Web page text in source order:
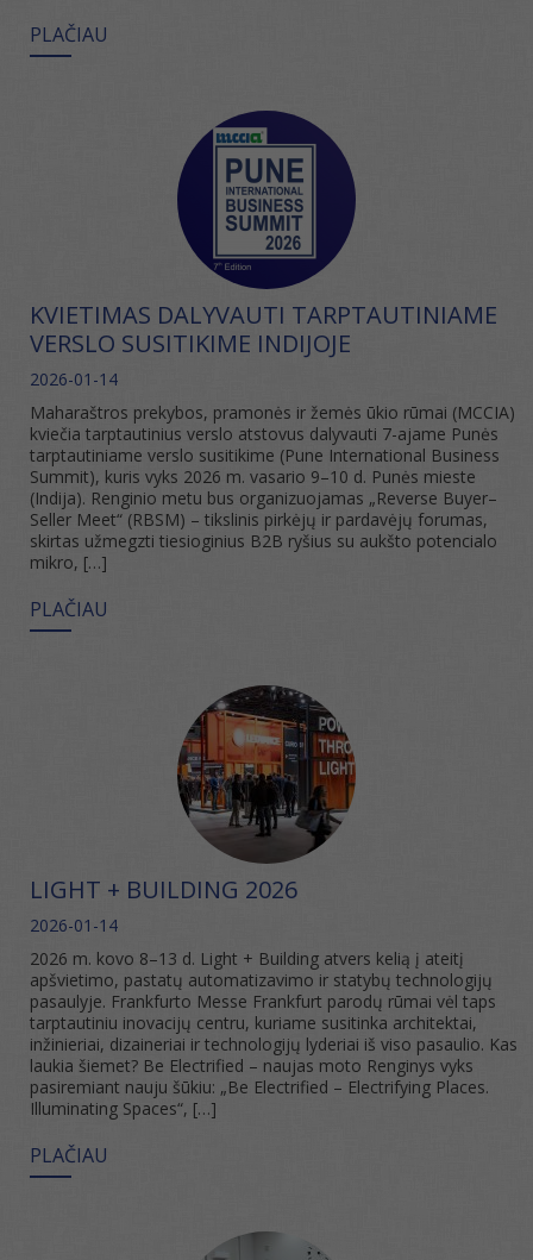
PLAČIAU
KVIETIMAS DALYVAUTI TARPTAUTINIAME
VERSLO SUSITIKIME INDIJOJE
2026-01-14
Maharaštros prekybos, pramonės ir žemės ūkio rūmai (MCCIA)
kviečia tarptautinius verslo atstovus dalyvauti 7-ajame Punės
tarptautiniame verslo susitikime (Pune International Business
Summit), kuris vyks 2026 m. vasario 9–10 d. Punės mieste
(Indija). Renginio metu bus organizuojamas „Reverse Buyer–
Seller Meet“ (RBSM) – tikslinis pirkėjų ir pardavėjų forumas,
skirtas užmegzti tiesioginius B2B ryšius su aukšto potencialo
mikro, […]
PLAČIAU
LIGHT + BUILDING 2026
2026-01-14
2026 m. kovo 8–13 d. Light + Building atvers kelią į ateitį
apšvietimo, pastatų automatizavimo ir statybų technologijų
pasaulyje. Frankfurto Messe Frankfurt parodų rūmai vėl taps
tarptautiniu inovacijų centru, kuriame susitinka architektai,
inžinieriai, dizaineriai ir technologijų lyderiai iš viso pasaulio. Kas
laukia šiemet? Be Electrified – naujas moto Renginys vyks
pasiremiant nauju šūkiu: „Be Electrified – Electrifying Places.
Illuminating Spaces“, […]
PLAČIAU